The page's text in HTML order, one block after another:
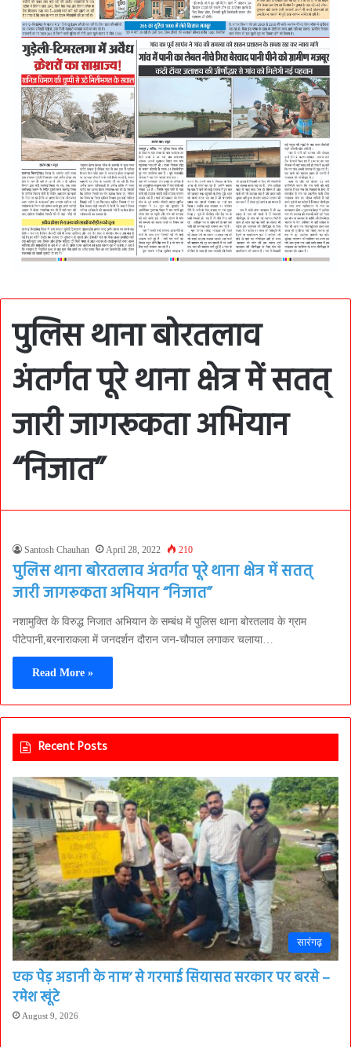
पुलिस थाना बोरतलाव
अंतर्गत पूरे थाना क्षेत्र में सतत्
जारी जागरूकता अभियान
“निजात”
Santosh Chauhan April 28, 2022 210
पुलिस थाना बोरतलाव अंतर्गत पूरे थाना क्षेत्र में सतत्
जारी जागरूकता अभियान “निजात”
नशामुक्ति के विरुद्ध निजात अभियान के सम्बंध में पुलिस थाना बोरतलाव के ग्राम
पीटेपानी,बरनाराकला में जनदर्शन दौरान जन-चौपाल लगाकर चलाया…
Read More »
Recent Posts
सारंगढ़
एक पेड़ अडानी के नाम’ से गरमाई सियासत सरकार पर बरसे –
रमेश खूंटे
August 9, 2026